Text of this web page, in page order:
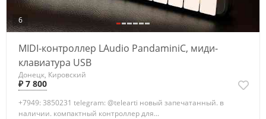
6
MIDI-контроллер LAudio PandaminiC, миди-
клавиатура USB
Донецк, Кировский
₽ 7 800
+7949: 3850231 telegram: @telearti новый запечатанный. в
наличии. компактный контроллер для...